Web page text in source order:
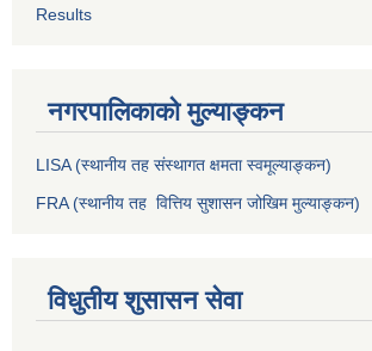
Results
नगरपालिकाको मुल्याङ्कन
LISA (स्थानीय तह संस्थागत क्षमता स्वमूल्याङ्कन)
FRA (स्थानीय तह वित्तिय सुशासन जोखिम मुल्याङ्कन)
विधुतीय शुसासन सेवा